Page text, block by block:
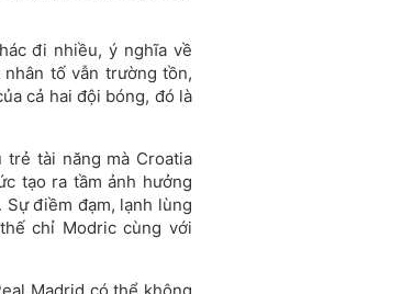
đi nhiều, ý nghĩa về
tố vẫn trường tồn,
cả hai đội bóng, đó là
tài năng mà Croatia
tạo ra tầm ảnh hưởng
điềm đạm, lạnh lùng
chỉ Modric cùng với